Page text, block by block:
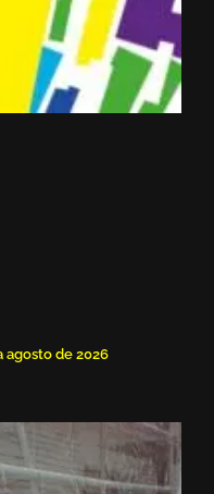
agosto de 2026